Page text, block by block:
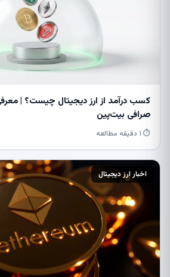
کسب درآمد از ارز دیجیتال چیست؟ |
صرافی بیت‌پین
⏱ ۱ دقیقه مطالعه
اخبار ارز دیجیتال